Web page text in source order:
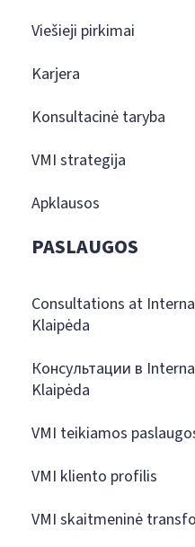
Viešieji pirkimai
Karjera
Konsultacinė taryba
VMI strategija
Apklausos
PASLAUGOS
Consultations at
Klaipėda
Консультации в
Klaipėda
VMI teikiamos
VMI kliento profilis
VMI skaitmeninė